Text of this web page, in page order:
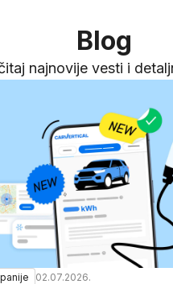
Blog
najnovije vesti i
02.07.2026.